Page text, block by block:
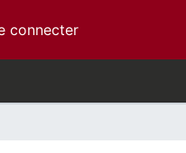
connecter(current)